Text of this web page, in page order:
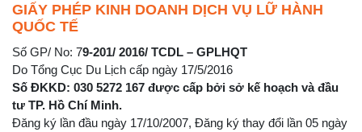
GIẤY PHÉP KINH DOANH DỊCH VỤ LỮ HÀNH
QUỐC TẾ
Số GP/ No: 79-201/ 2016/ TCDL – GPLHQT
Do Tổng Cục Du Lịch cấp ngày 17/5/2016
Số ĐKKD: 030 5272 167 được cấp bởi sở kế hoạch và đầu
tư TP. Hồ Chí Minh.
Đăng ký lần đầu ngày 17/10/2007, Đăng ký thay đổi lần 05 ngày